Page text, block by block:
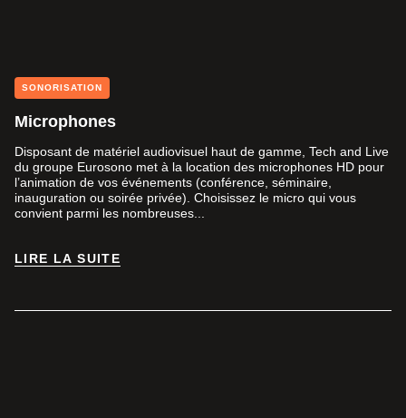
SONORISATION
Microphones
Disposant de matériel audiovisuel haut de gamme, Tech and Live
du groupe Eurosono met à la location des microphones HD pour
l’animation de vos événements (conférence, séminaire,
inauguration ou soirée privée). Choisissez le micro qui vous
convient parmi les nombreuses...
LIRE LA SUITE